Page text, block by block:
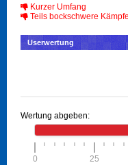
Kurzer Umfang
Teils bockschwere Kämpfe
Userwertung
Wertung abgeben:
0 25